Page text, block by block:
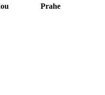
Prahe